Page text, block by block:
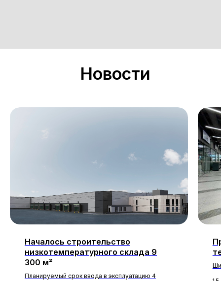
Новости
Началось строительство
низкотемпературного склада 9
300 м²
Планируемый срок ввода в эксплуатацию 4